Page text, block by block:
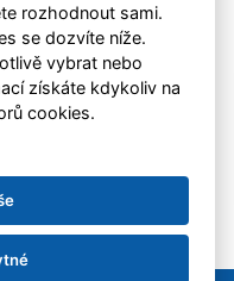
rozhodnout sami.
se dozvíte níže.
vybrat nebo
získáte kdykoliv na
cookies.